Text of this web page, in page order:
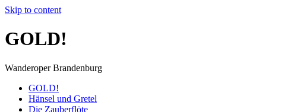
Skip to content
GOLD!
Wanderoper Brandenburg
GOLD!
Hänsel und Gretel
Die Zauberflöte